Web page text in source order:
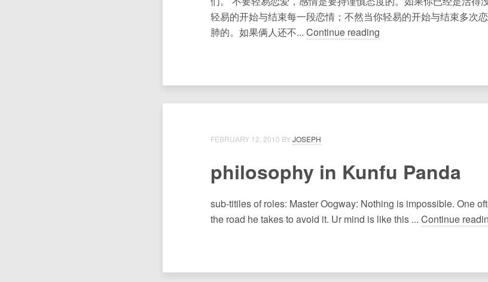
轻易的开始与结束每一段恋情；不然当你轻易的开始与结束多次
肺的。如果俩人还不... Continue reading
FEBRUARY 12, 2010 JOSEPH
philosophy in Kunfu Panda
sub-titiles of roles: Master Oogway: Nothing is impossible. One
the road he takes to avoid it. Ur mind is like this ... Continue